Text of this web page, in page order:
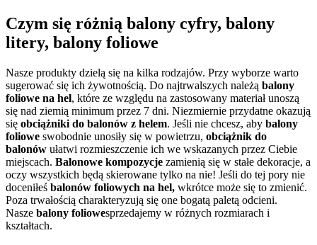
Czym się różnią balony cyfry, balony
litery, balony foliowe
Nasze produkty dzielą się na kilka rodzajów. Przy wyborze warto
sugerować się ich żywotnością. Do najtrwalszych należą balony
foliowe na hel, które ze względu na zastosowany materiał unoszą
się nad ziemią minimum przez 7 dni. Niezmiernie przydatne okazują
się obciążniki do balonów z helem. Jeśli nie chcesz, aby balony
foliowe swobodnie unosiły się w powietrzu, obciążnik do
balonów ułatwi rozmieszczenie ich we wskazanych przez Ciebie
miejscach. Balonowe kompozycje zamienią się w stałe dekoracje, a
oczy wszystkich będą skierowane tylko na nie! Jeśli do tej pory nie
doceniłeś balonów foliowych na hel, wkrótce może się to zmienić.
Poza trwałością charakteryzują się one bogatą paletą odcieni.
Nasze balony foliowesprzedajemy w różnych rozmiarach i
kształtach.